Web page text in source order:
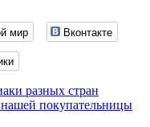
мир
Вконтакте
разных стран
покупательницы